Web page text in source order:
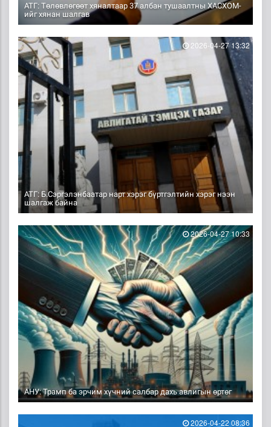
АТГ: Төлөвлөгөөт хяналтаар 37 албан тушаалтны ХАСХОМ-
ийг хянан шалгав
АТГ: Б.Сэргэлэнбаатар нарт хэрэг бүртгэлтийн хэрэг нээн
шалгаж байна
2026-04-27 13:32
АНУ: Трамп ба эрчим хүчний салбар дахь авлигын өртөг
2026-04-27 10:33
2026-04-22 08:36